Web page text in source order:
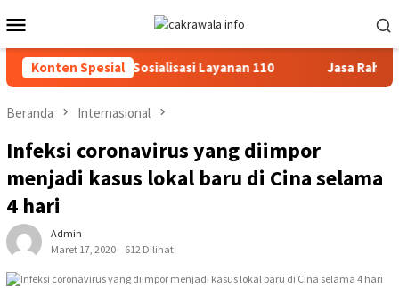
ke
kontenMobile
Konten Spesial
dan Sosialisasi Layanan 110 Jasa Raharja
Beranda Internasional
Infeksi coronavirus yang diimpor
menjadi kasus lokal baru di Cina selama
4 hari
Admin
Maret 17, 2020
612 Dilihat